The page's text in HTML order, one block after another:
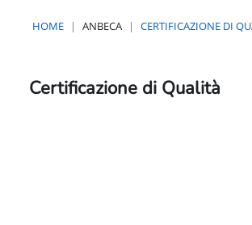
HOME ANBECA CERTIFICAZIONE DI
Certificazione di Qualità